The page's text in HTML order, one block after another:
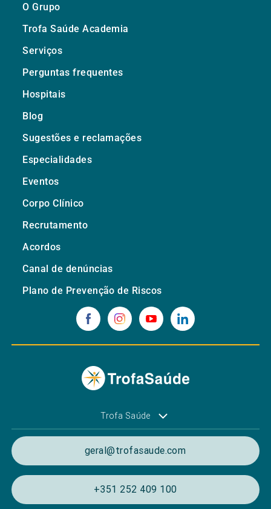
O Grupo
Trofa Saúde Academia
Serviços
Perguntas frequentes
Hospitais
Blog
Sugestões e reclamações
Especialidades
Eventos
Corpo Clínico
Recrutamento
Acordos
Canal de denúncias
Plano de Prevenção de Riscos
Trofa Saúde
geral@trofasaude.com
+351 252 409 100